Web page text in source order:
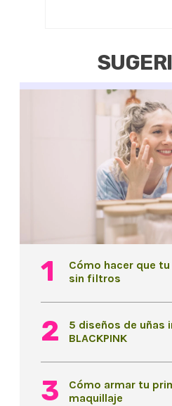
Cómo hacer que
sin filtros
5 diseños de uñas
BLACKPINK
Cómo armar tu
maquillaje